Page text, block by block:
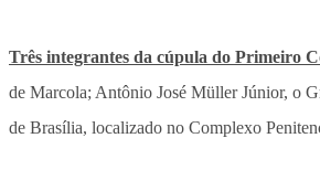
Três integrantes da cúpula do Primeiro
de Marcola; Antônio José Müller Júnior, o
de Brasília, localizado no Complexo